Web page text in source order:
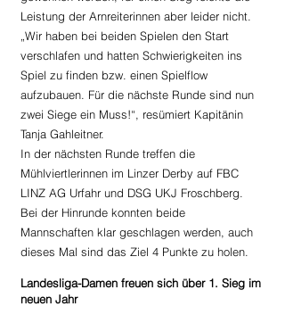
Leistung der Arnreiterinnen aber leider nicht.
„Wir haben bei beiden Spielen den Start
verschlafen und hatten Schwierigkeiten ins
Spiel zu finden bzw. einen Spielflow
aufzubauen. Für die nächste Runde sind nun
zwei Siege ein Muss!“, resümiert Kapitänin
Tanja Gahleitner.
In der nächsten Runde treffen die
Mühlviertlerinnen im Linzer Derby auf FBC
LINZ AG Urfahr und DSG UKJ Froschberg.
Bei der Hinrunde konnten beide
Mannschaften klar geschlagen werden, auch
dieses Mal sind das Ziel 4 Punkte zu holen.
Landesliga-Damen freuen sich über 1. Sieg im
neuen Jahr